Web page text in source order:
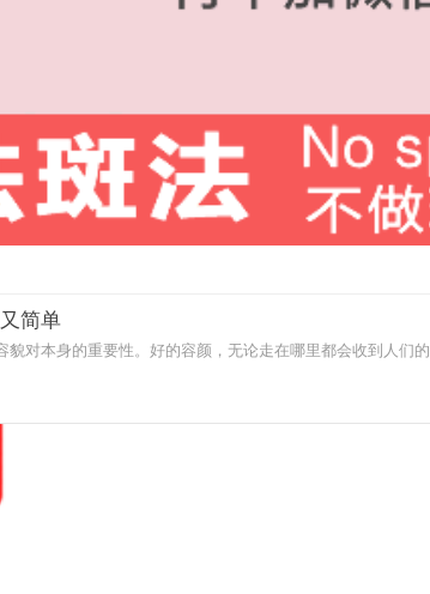
简单
貌对本身的重要性。好的容颜，无论走在哪里都会收到人们